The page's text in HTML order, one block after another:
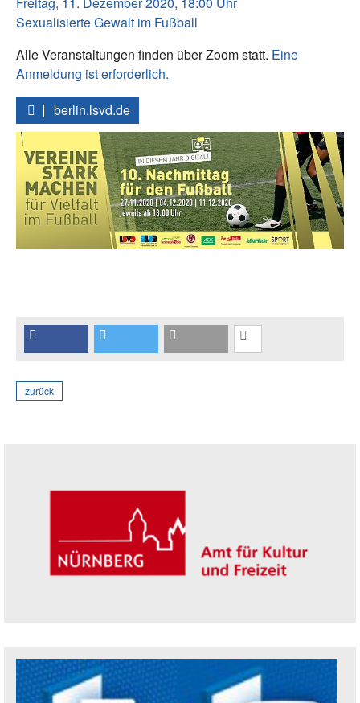
Sexualisierte Gewalt im Fußball
Alle Veranstaltungen finden über Zoom statt. Eine
Anmeldung ist erforderlich.
berlin.lsvd.de
zurück